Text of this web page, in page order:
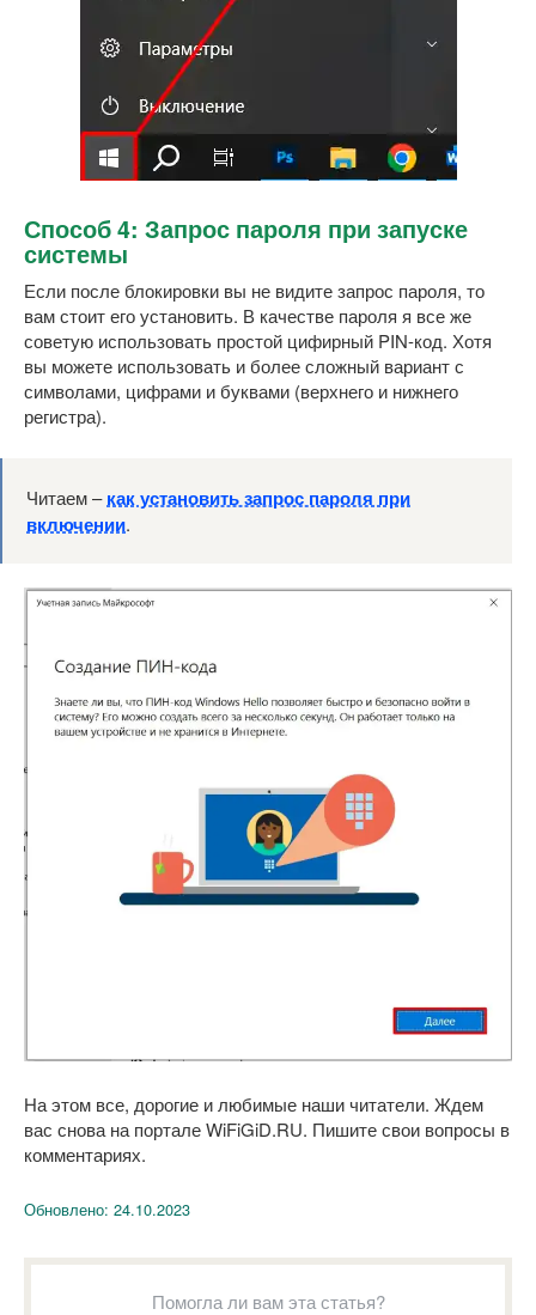
Способ 4: Запрос пароля при запуске
системы
Если после блокировки вы не видите запрос пароля, то
вам стоит его установить. В качестве пароля я все же
советую использовать простой цифирный PIN-код. Хотя
вы можете использовать и более сложный вариант с
символами, цифрами и буквами (верхнего и нижнего
регистра).
Читаем –как установить запрос пароля при
включении.
На этом все, дорогие и любимые наши читатели. Ждем
вас снова на портале WiFiGiD.RU. Пишите свои вопросы в
комментариях.
Обновлено: 24.10.2023
Помогла ли вам эта статья?